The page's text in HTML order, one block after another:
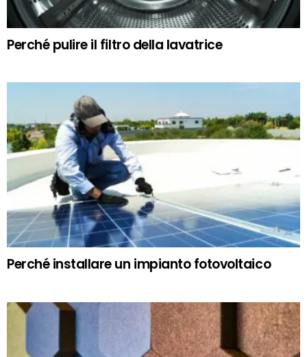
Perché pulire il filtro della lavatrice
Perché installare un impianto fotovoltaico